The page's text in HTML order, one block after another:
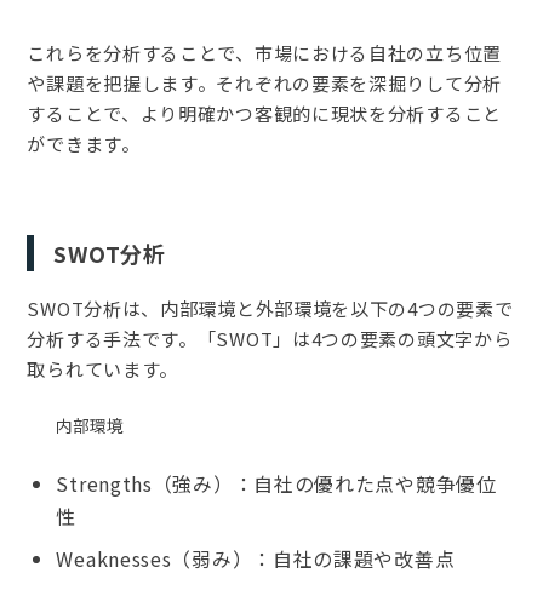
これらを分析することで、市場における自社の立ち位置
や課題を把握します。それぞれの要素を深掘りして分析
することで、より明確かつ客観的に現状を分析すること
ができます。
SWOT分析
SWOT分析は、内部環境と外部環境を以下の4つの要素で
分析する手法です。「SWOT」は4つの要素の頭文字から
取られています。
内部環境
Strengths（強み）：自社の優れた点や競争優位
性
Weaknesses（弱み）：自社の課題や改善点